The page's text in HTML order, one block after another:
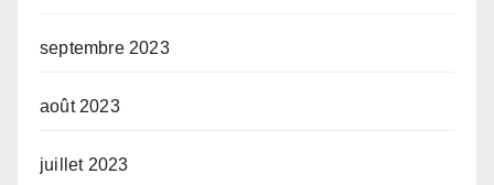
septembre 2023
août 2023
juillet 2023